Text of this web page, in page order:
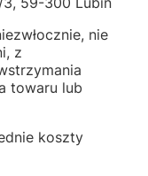
nie
z
towaru lub
koszty